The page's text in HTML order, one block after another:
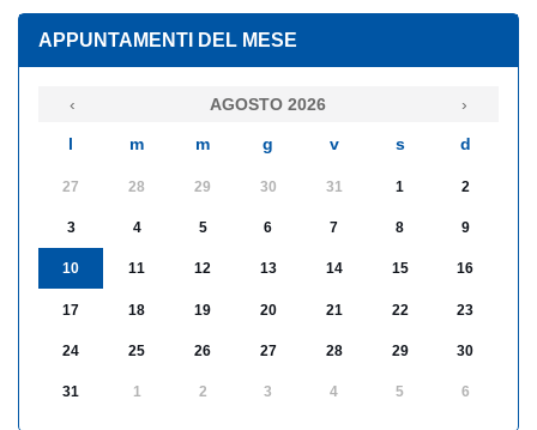
APPUNTAMENTI DEL MESE
‹ AGOSTO 2026 ›
l m m g v s d
27 28 29 30 31 1 2
3 4 5 6 7 8 9
10 11 12 13 14 15 16
17 18 19 20 21 22 23
24 25 26 27 28 29 30
31 1 2 3 4 5 6